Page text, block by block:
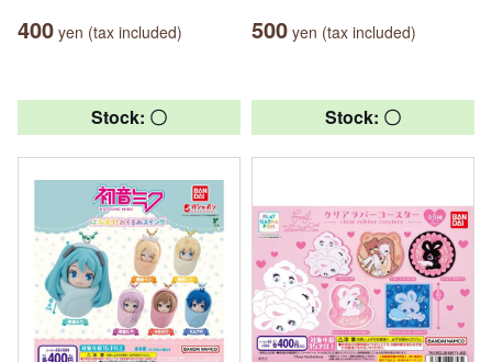
400 yen (tax included) 500 yen (tax included)
Stock: 〇 Stock: 〇